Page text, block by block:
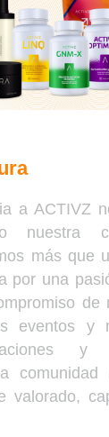
a ACTIVZ
nuestra
más que
por una
de
eventos y
y
valorado,